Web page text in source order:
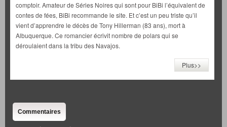
comptoir. Amateur de Séries Noires qui sont pour BiBi l’équivalent de
contes de fées, BiBi recommande le site. Et c’est un peu triste qu’il
vient d’apprendre le décès de Tony Hillerman (83 ans), mort à
Albuquerque. Ce romancier écrivit nombre de polars qui se
déroulaient dans la tribu des Navajos.
Plus>>
Commentaires